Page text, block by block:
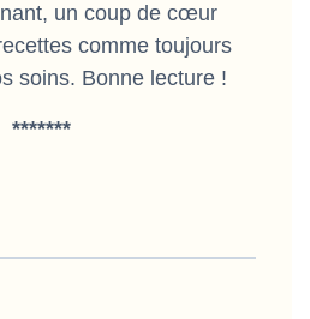
un coup de cœur
comme toujours
soins. Bonne lecture !
*******